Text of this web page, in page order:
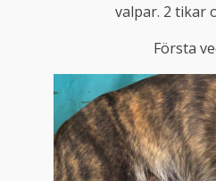
valpar. 2 tikar
Första